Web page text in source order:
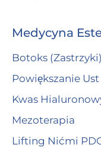
Medycyna
Botoks (Zastrzyki)
Powiększanie Ust
Kwas
Mezoterapia
Lifting Nićmi